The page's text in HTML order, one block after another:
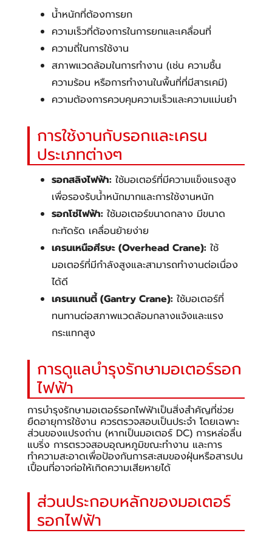
น้ำหนักที่ต้องการยก
ความเร็วที่ต้องการในการยกและเคลื่อนที่
ความถี่ในการใช้งาน
สภาพแวดล้อมในการทำงาน (เช่น ความชื้น
ความร้อน หรือการทำงานในพื้นที่ที่มีสารเคมี)
ความต้องการควบคุมความเร็วและความแม่นยำ
การใช้งานกับรอกและเครน
ประเภทต่างๆ
รอกสลิงไฟฟ้า: ใช้มอเตอร์ที่มีความแข็งแรงสูง
เพื่อรองรับน้ำหนักมากและการใช้งานหนัก
รอกโซ่ไฟฟ้า: ใช้มอเตอร์ขนาดกลาง มีขนาด
กะทัดรัด เคลื่อนย้ายง่าย
เครนเหนือศีรษะ (Overhead Crane): ใช้
มอเตอร์ที่มีกำลังสูงและสามารถทำงานต่อเนื่อง
ได้ดี
เครนแกนตี้ (Gantry Crane): ใช้มอเตอร์ที่
ทนทานต่อสภาพแวดล้อมกลางแจ้งและแรง
กระแทกสูง
การดูแลบำรุงรักษามอเตอร์รอก
ไฟฟ้า
การบำรุงรักษามอเตอร์รอกไฟฟ้าเป็นสิ่งสำคัญที่ช่วย
ยืดอายุการใช้งาน ควรตรวจสอบเป็นประจำ โดยเฉพาะ
ส่วนของแปรงถ่าน (หากเป็นมอเตอร์ DC) การหล่อลื่น
แบริ่ง การตรวจสอบอุณหภูมิขณะทำงาน และการ
ทำความสะอาดเพื่อป้องกันการสะสมของฝุ่นหรือสารปน
เปื้อนที่อาจก่อให้เกิดความเสียหายได้
ส่วนประกอบหลักของมอเตอร์
รอกไฟฟ้า